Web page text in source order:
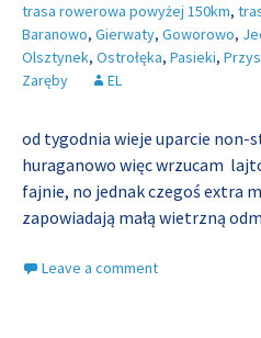
trasa rowerowa powyżej 150km,
Baranowo, Gierwaty, Goworowo,
Olsztynek, Ostrołęka, Pasieki,
Zaręby
EL
od tygodnia wieje uparcie non-
huraganowo więc wrzucam
fajnie, no jednak czegoś extra
zapowiadają małą wietrzną
Leave a comment